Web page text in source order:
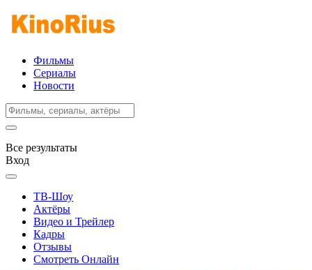
Фильмы
Сериалы
Новости
Все результаты
Вход
ТВ-Шоу
Актёры
Видео и Трейлер
Кадры
Отзывы
Смотреть Онлайн